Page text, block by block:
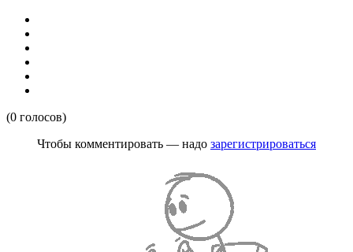
(0 голосов)
Чтобы комментировать — надо зарегистрироваться